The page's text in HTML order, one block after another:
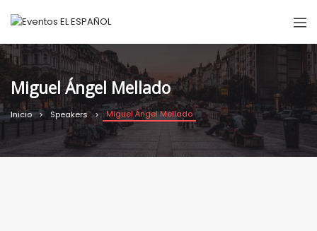
Miguel Ángel Mellado
Inicio Speakers Miguel Ángel Mellado